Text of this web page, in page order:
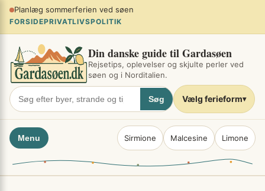
Spring
indhold
Planlæg sommerferien ved søen
FORSIDEPRIVATLIVSPOLITIK
Din danske guide til Gardasøen
Rejsetips, oplevelser og skjulte perler ved
søen og i Norditalien.
Søg Vælg ferieform▾
Menu Sirmione Malcesine Limone